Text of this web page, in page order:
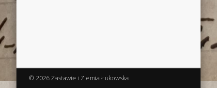
© 2026 Zastawie i Ziemia Łukowska